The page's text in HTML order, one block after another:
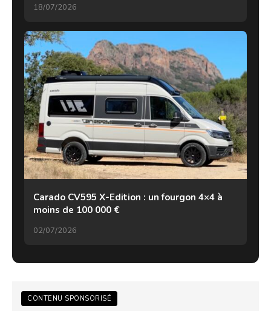
18/07/2026
Carado CV595 X-Edition : un fourgon 4×4 à
moins de 100 000 €
02/07/2026
CONTENU SPONSORISÉ